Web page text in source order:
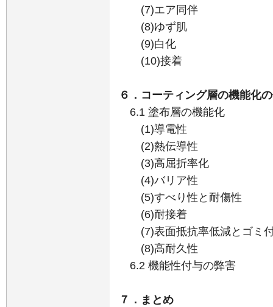
(7)エア同伴
(8)ゆず肌
(9)白化
(10)接着
６．コーティング層の機能化
6.1 塗布層の機能化
(1)導電性
(2)熱伝導性
(3)高屈折率化
(4)バリア性
(5)すべり性と耐傷性
(6)耐接着
(7)表面抵抗率低減とゴミ
(8)高耐久性
6.2 機能性付与の弊害
７．まとめ